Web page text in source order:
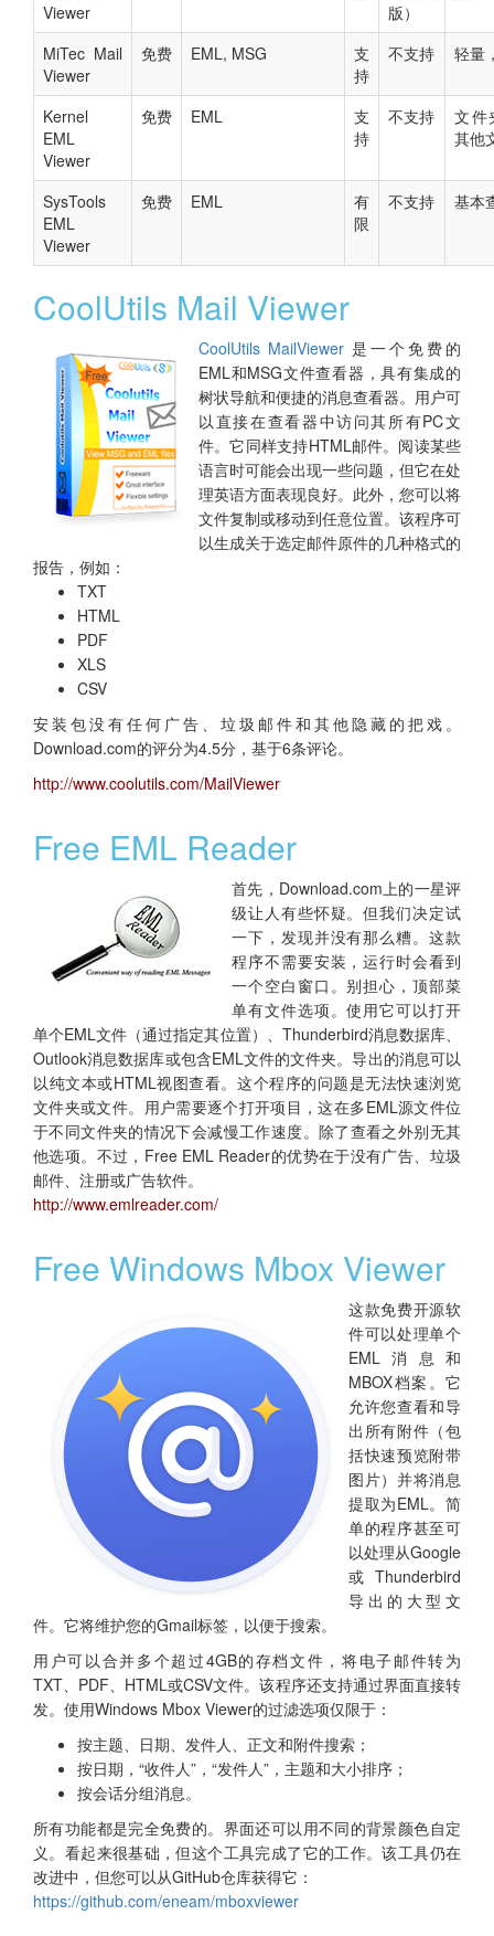
Viewer
版）
MiTec Mail
Viewer
免费 EML, MSG
支
持
不支持 轻量
Kernel
EML
Viewer
免费 EML
支
持
不支持
文件
其他
SysTools
EML
Viewer
免费 EML
有
限
不支持 基本
CoolUtils Mail Viewer
CoolUtils MailViewer 是一个免费的
EML和MSG文件查看器，具有集成的
树状导航和便捷的消息查看器。用户可
以直接在查看器中访问其所有PC文
件。它同样支持HTML邮件。阅读某些
语言时可能会出现一些问题，但它在处
理英语方面表现良好。此外，您可以将
文件复制或移动到任意位置。该程序可
以生成关于选定邮件原件的几种格式的
报告，例如：
TXT
HTML
PDF
XLS
CSV
安装包没有任何广告、垃圾邮件和其他隐藏的把戏。
Download.com的评分为4.5分，基于6条评论。
http://www.coolutils.com/MailViewer
Free EML Reader
首先，Download.com上的一星评
级让人有些怀疑。但我们决定试
一下，发现并没有那么糟。这款
程序不需要安装，运行时会看到
一个空白窗口。别担心，顶部菜
单有文件选项。使用它可以打开
单个EML文件（通过指定其位置）、Thunderbird消息数据库、
Outlook消息数据库或包含EML文件的文件夹。导出的消息可以
以纯文本或HTML视图查看。这个程序的问题是无法快速浏览
文件夹或文件。用户需要逐个打开项目，这在多EML源文件位
于不同文件夹的情况下会减慢工作速度。除了查看之外别无其
他选项。不过，Free EML Reader的优势在于没有广告、垃圾
邮件、注册或广告软件。
http://www.emlreader.com/
Free Windows Mbox Viewer
这款免费开源软
件可以处理单个
EML消息和
MBOX档案。它
允许您查看和导
出所有附件（包
括快速预览附带
图片）并将消息
提取为EML。简
单的程序甚至可
以处理从Google
或Thunderbird
导出的大型文
件。它将维护您的Gmail标签，以便于搜索。
用户可以合并多个超过4GB的存档文件，将电子邮件转为
TXT、PDF、HTML或CSV文件。该程序还支持通过界面直接转
发。使用Windows Mbox Viewer的过滤选项仅限于：
按主题、日期、发件人、正文和附件搜索；
按日期，“收件人”，“发件人”，主题和大小排序；
按会话分组消息。
所有功能都是完全免费的。界面还可以用不同的背景颜色自定
义。看起来很基础，但这个工具完成了它的工作。该工具仍在
改进中，但您可以从GitHub仓库获得它：
https://github.com/eneam/mboxviewer